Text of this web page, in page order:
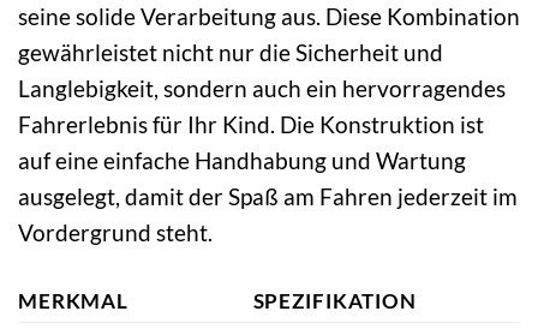
seine solide Verarbeitung aus. Diese Kombination
gewährleistet nicht nur die Sicherheit und
Langlebigkeit, sondern auch ein hervorragendes
Fahrerlebnis für Ihr Kind. Die Konstruktion ist
auf eine einfache Handhabung und Wartung
ausgelegt, damit der Spaß am Fahren jederzeit im
Vordergrund steht.
MERKMAL
SPEZIFIKATION